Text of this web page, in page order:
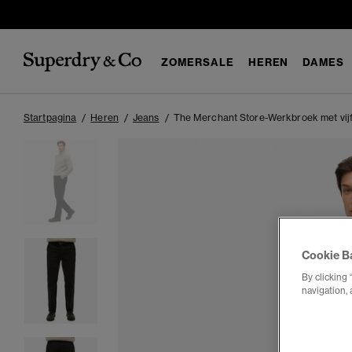
ZOMERSALE HEREN DAMES
Startpagina Heren Jeans The Merchant Store-Werkbroek met
Cookie
By clicking
navigation,